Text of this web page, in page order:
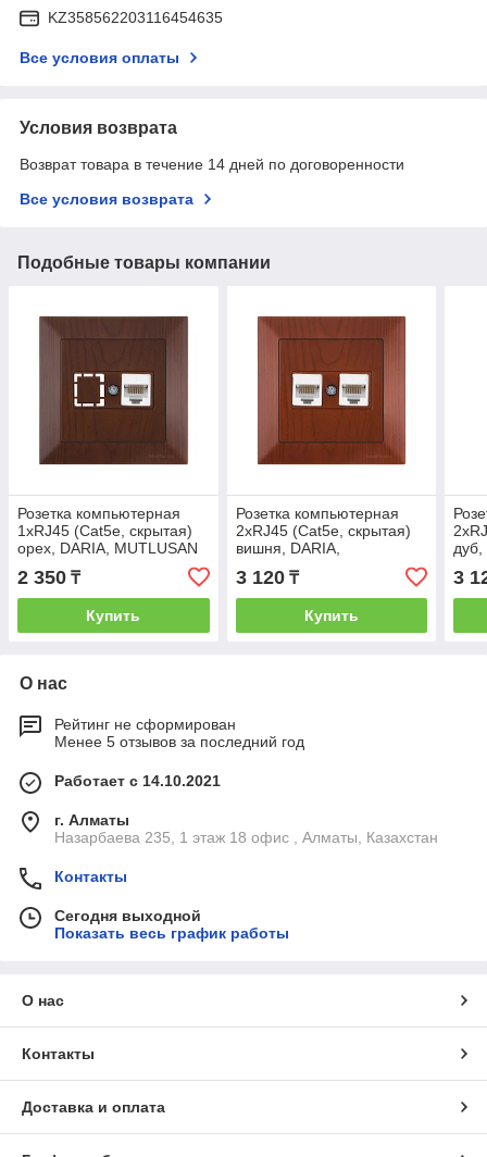
KZ358562203116454635
Все условия оплаты
Условия возврата
Возврат товара в течение 14 дней по договоренности
Все условия возврата
Подобные товары компании
Розетка компьютерная
1xRJ45 (Cat5e, скрытая)
орех, DARIA, MUTLUSAN
2 350 ₸
Купить
Розетка компьютерная
2xRJ45 (Cat5e, скрытая)
вишня, DARIA,
MUTLUSAN
3 120₸
Купить
дуб,
3
О нас
Рейтинг не сформирован
Менее 5 отзывов за последний год
Работает с 14.10.2021
г. Алматы
Назарбаева 235, 1 этаж 18 офис , Алматы, Казахстан
Контакты
Сегодня выходной
Показать весь график работы
О нас
Контакты
Доставка и оплата